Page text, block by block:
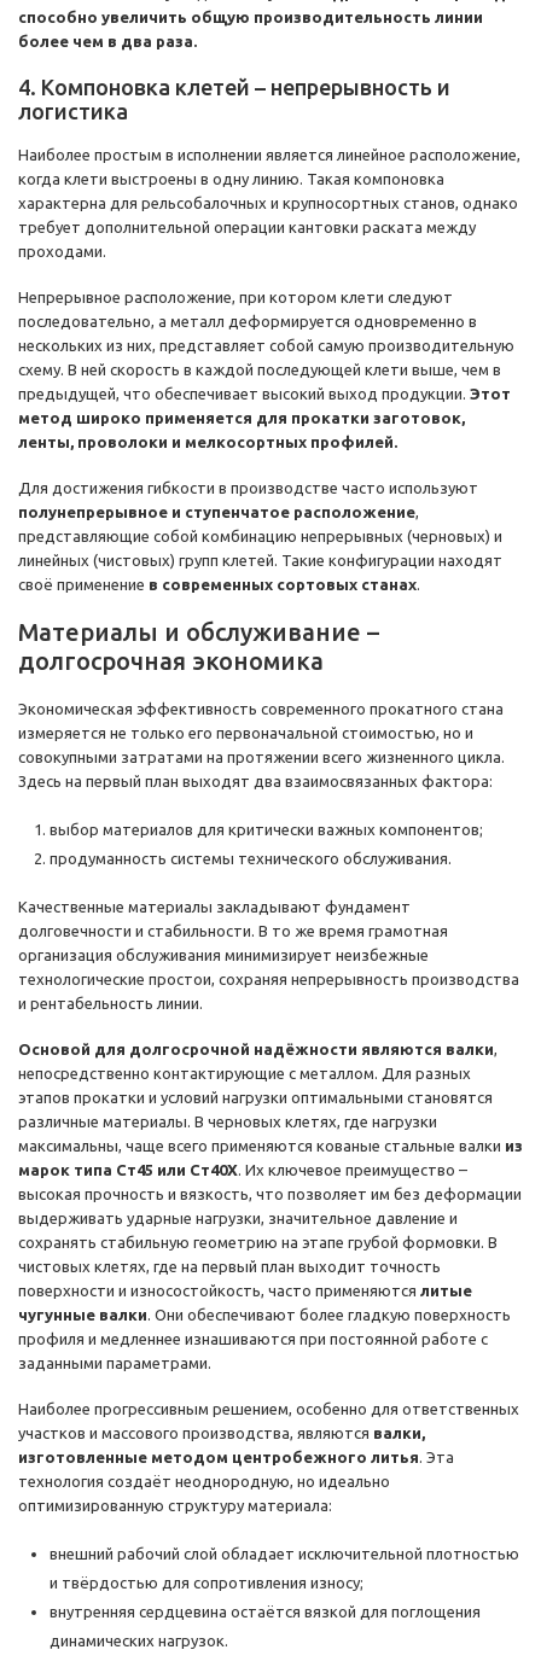
способно увеличить общую производительность линии
более чем в два раза.
4. Компоновка клетей – непрерывность и
логистика
Наиболее простым в исполнении является линейное расположение,
когда клети выстроены в одну линию. Такая компоновка
характерна для рельсобалочных и крупносортных станов, однако
требует дополнительной операции кантовки раската между
проходами.
Непрерывное расположение, при котором клети следуют
последовательно, а металл деформируется одновременно в
нескольких из них, представляет собой самую производительную
схему. В ней скорость в каждой последующей клети выше, чем в
предыдущей, что обеспечивает высокий выход продукции. Этот
метод широко применяется для прокатки заготовок,
ленты, проволоки и мелкосортных профилей.
Для достижения гибкости в производстве часто используют
полунепрерывное и ступенчатое расположение,
представляющие собой комбинацию непрерывных (черновых) и
линейных (чистовых) групп клетей. Такие конфигурации находят
своё применение в современных сортовых станах.
Материалы и обслуживание –
долгосрочная экономика
Экономическая эффективность современного прокатного стана
измеряется не только его первоначальной стоимостью, но и
совокупными затратами на протяжении всего жизненного цикла.
Здесь на первый план выходят два взаимосвязанных фактора:
выбор материалов для критически важных компонентов;
продуманность системы технического обслуживания.
Качественные материалы закладывают фундамент
долговечности и стабильности. В то же время грамотная
организация обслуживания минимизирует неизбежные
технологические простои, сохраняя непрерывность производства
и рентабельность линии.
Основой для долгосрочной надёжности являются валки,
непосредственно контактирующие с металлом. Для разных
этапов прокатки и условий нагрузки оптимальными становятся
различные материалы. В черновых клетях, где нагрузки
максимальны, чаще всего применяются кованые стальные валки из
марок типа Ст45 или Ст40Х. Их ключевое преимущество –
высокая прочность и вязкость, что позволяет им без деформации
выдерживать ударные нагрузки, значительное давление и
сохранять стабильную геометрию на этапе грубой формовки. В
чистовых клетях, где на первый план выходит точность
поверхности и износостойкость, часто применяются литые
чугунные валки. Они обеспечивают более гладкую поверхность
профиля и медленнее изнашиваются при постоянной работе с
заданными параметрами.
Наиболее прогрессивным решением, особенно для ответственных
участков и массового производства, являются валки,
изготовленные методом центробежного литья. Эта
технология создаёт неоднородную, но идеально
оптимизированную структуру материала:
внешний рабочий слой обладает исключительной плотностью
и твёрдостью для сопротивления износу;
внутренняя сердцевина остаётся вязкой для поглощения
динамических нагрузок.